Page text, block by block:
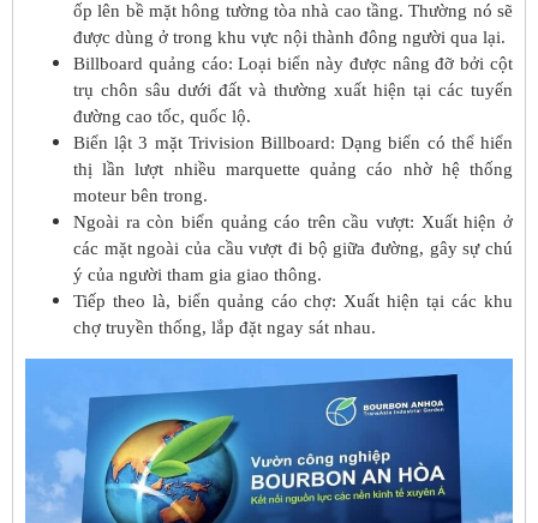
ốp lên bề mặt hông tường tòa nhà cao tầng. Thường nó sẽ
được dùng ở trong khu vực nội thành đông người qua lại.
Billboard quảng cáo: Loại biển này được nâng đỡ bởi cột
trụ chôn sâu dưới đất và thường xuất hiện tại các tuyến
đường cao tốc, quốc lộ.
Biển lật 3 mặt Trivision Billboard: Dạng biển có thể hiển
thị lần lượt nhiều marquette quảng cáo nhờ hệ thống
moteur bên trong.
Ngoài ra còn biển quảng cáo trên cầu vượt: Xuất hiện ở
các mặt ngoài của cầu vượt đi bộ giữa đường, gây sự chú
ý của người tham gia giao thông.
Tiếp theo là, biển quảng cáo chợ: Xuất hiện tại các khu
chợ truyền thống, lắp đặt ngay sát nhau.